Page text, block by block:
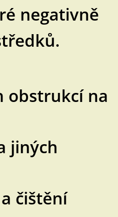
negativně
obstrukcí na
jiných
čištění